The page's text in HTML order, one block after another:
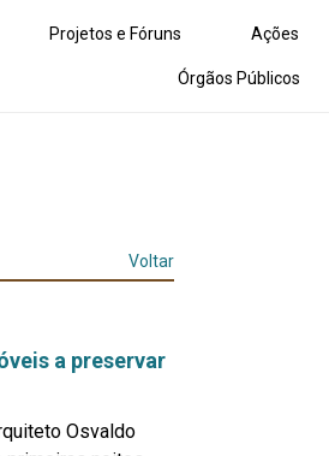
Projetos e Fóruns Ações
Órgãos Públicos
Voltar
a preservar
Osvaldo